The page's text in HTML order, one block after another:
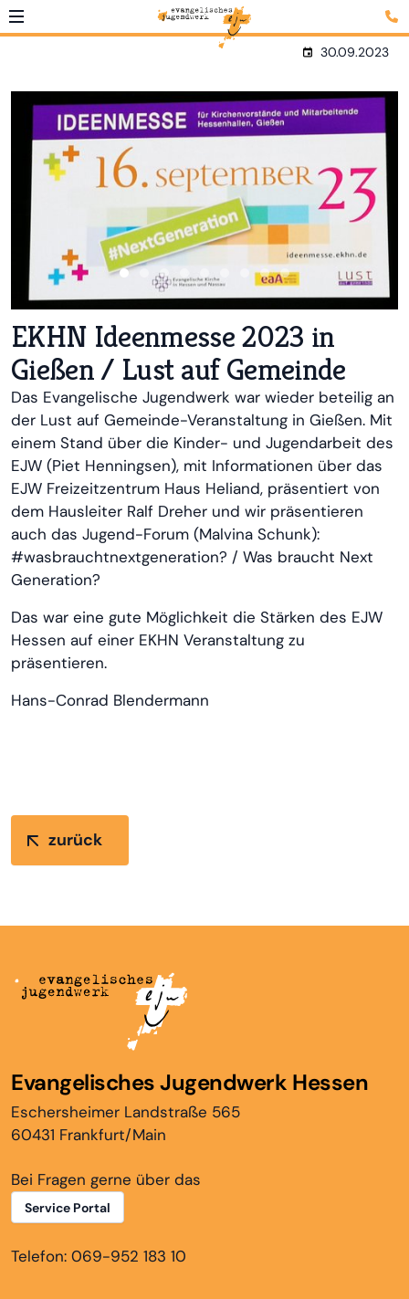
30.09.2023
EKHN Ideenmesse 2023 in
Gießen / Lust auf Gemeinde
Das Evangelische Jugendwerk war wieder beteilig an
der Lust auf Gemeinde-Veranstaltung in Gießen. Mit
einem Stand über die Kinder- und Jugendarbeit des
EJW (Piet Henningsen), mit Informationen über das
EJW Freizeitzentrum Haus Heliand, präsentiert von
dem Hausleiter Ralf Dreher und wir präsentieren
auch das Jugend-Forum (Malvina Schunk):
#wasbrauchtnextgeneration? / Was braucht Next
Generation?
Das war eine gute Möglichkeit die Stärken des EJW
Hessen auf einer EKHN Veranstaltung zu
präsentieren.
Hans-Conrad Blendermann
zurück
Evangelisches Jugendwerk Hessen
Eschersheimer Landstraße 565
60431 Frankfurt/Main
Bei Fragen gerne über das
Service Portal
Telefon: 069-952 183 10